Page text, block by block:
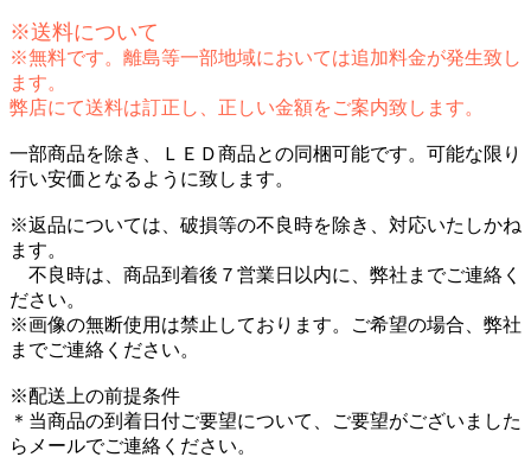
※送料について
※無料です。離島等一部地域においては追加料金が発生致し
ます。
弊店にて送料は訂正し、正しい金額をご案内致します。
一部商品を除き、ＬＥＤ商品との同梱可能です。可能な限り
行い安価となるように致します。
※返品については、破損等の不良時を除き、対応いたしかね
ます。
不良時は、商品到着後７営業日以内に、弊社までご連絡く
ださい。
※画像の無断使用は禁止しております。ご希望の場合、弊社
までご連絡ください。
※配送上の前提条件
＊当商品の到着日付ご要望について、ご要望がございました
らメールでご連絡ください。